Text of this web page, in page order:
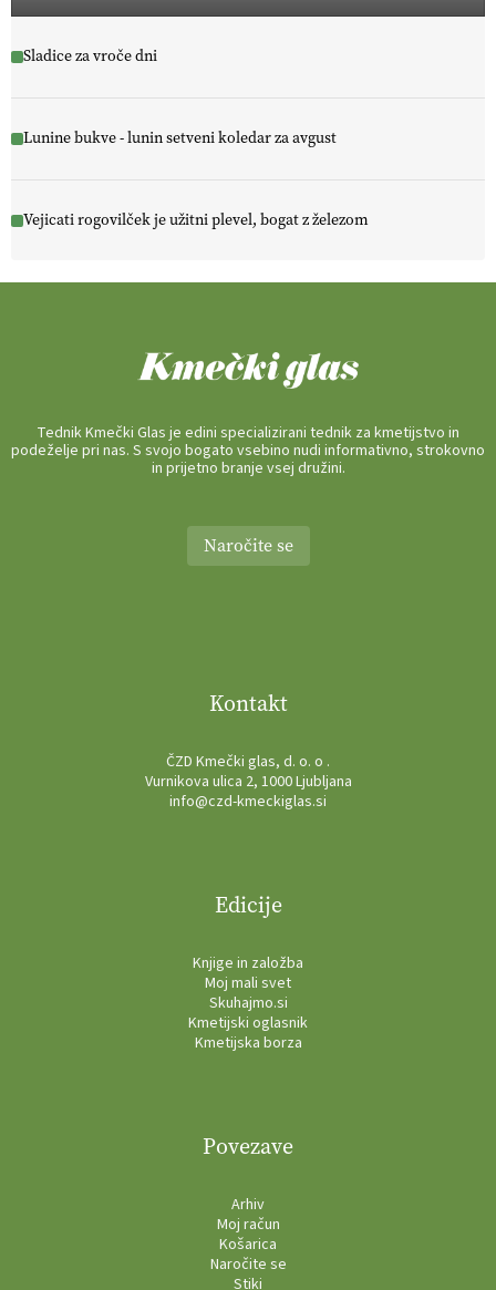
Sladice za vroče dni
Lunine bukve - lunin setveni koledar za avgust
Vejicati rogovilček je užitni plevel, bogat z železom
Tednik Kmečki Glas je edini specializirani tednik za kmetijstvo in
podeželje pri nas. S svojo bogato vsebino nudi informativno, strokovno
in prijetno branje vsej družini.
Naročite se
Kontakt
ČZD Kmečki glas, d. o. o .
Vurnikova ulica 2, 1000 Ljubljana
info@czd-kmeckiglas.si
Edicije
Knjige in založba
Moj mali svet
Skuhajmo.si
Kmetijski oglasnik
Kmetijska borza
Povezave
Arhiv
Moj račun
Košarica
Naročite se
Stiki